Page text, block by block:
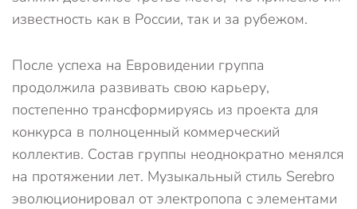
известность как в России, так и за рубежом.
После успеха на Евровидении группа
продолжила развивать свою карьеру,
постепенно трансформируясь из проекта для
конкурса в полноценный коммерческий
коллектив. Состав группы неоднократно менялся
на протяжении лет. Музыкальный стиль Serebro
эволюционировал от электропопа с элементами